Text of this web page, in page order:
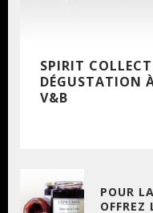
SPIRIT
DÉGUSTATION
V&B
POUR
OFFREZ